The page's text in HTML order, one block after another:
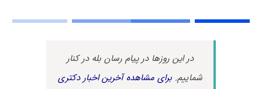
در این روزها در پیام رسان بله در کنار
شماییم.برای مشاهده آخرین اخبار دکتری